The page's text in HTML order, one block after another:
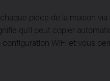
pièce de la maison
qu'il peut copier
WiFi et vous